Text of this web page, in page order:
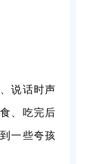
说话时声
、吃完后
一些夸孩